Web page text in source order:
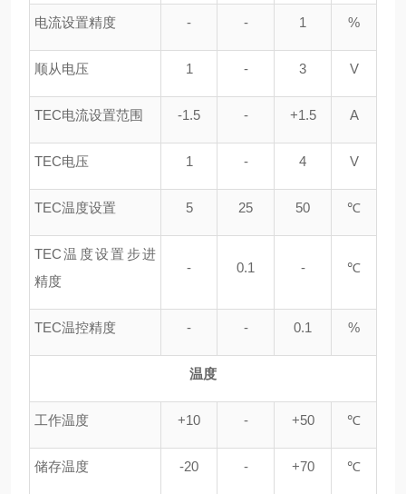
电流设置精度 - - 1 %
顺从电压 1 - 3 V
TEC电流设置范围 -1.5 - +1.5 A
TEC电压 1 - 4 V
TEC温度设置 5 25 50 ℃
TEC温度设置步进
精度
- 0.1 - ℃
TEC温控精度 - - 0.1 %
温度
工作温度 +10 - +50 ℃
储存温度 -20 - +70 ℃